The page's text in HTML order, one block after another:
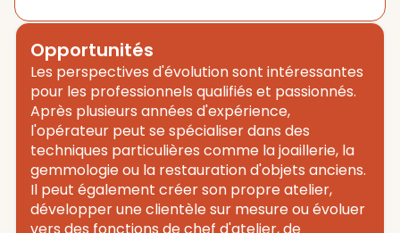
Opportunités
Les perspectives d'évolution sont intéressantes
pour les professionnels qualifiés et passionnés.
Après plusieurs années d'expérience,
l'opérateur peut se spécialiser dans des
techniques particulières comme la joaillerie, la
gemmologie ou la restauration d'objets anciens.
Il peut également créer son propre atelier,
développer une clientèle sur mesure ou évoluer